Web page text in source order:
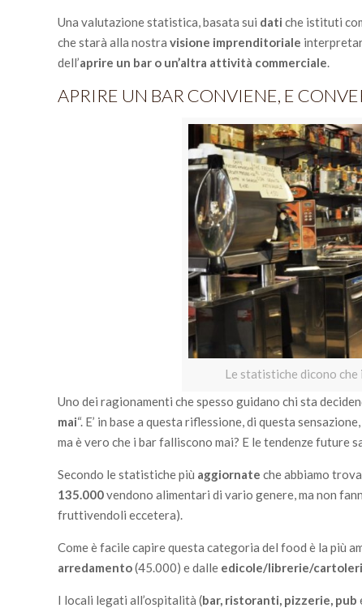
Una valutazione statistica, basata sui dati che istituti
che starà alla nostravisione imprenditoriale
dell’aprire un bar o un’altra attività commerciale.
APRIRE UN BAR CONVIENE, E
Le statistiche dicono
Uno dei ragionamenti che spesso guidano chi sta
mai“. E’ in base a questa riflessione, di questa
ma è vero che i bar falliscono mai? E le tendenze future
Secondo le statistiche più aggiornate che abbiamo
135.000vendono alimentari di vario genere, ma non
fruttivendoli eccetera).
Come è facile capire questa categoria del food è la più
arredamento(45.000) e dalle edicole/librerie/
I locali legati all’ospitalità (bar, ristoranti, pizzerie, pub